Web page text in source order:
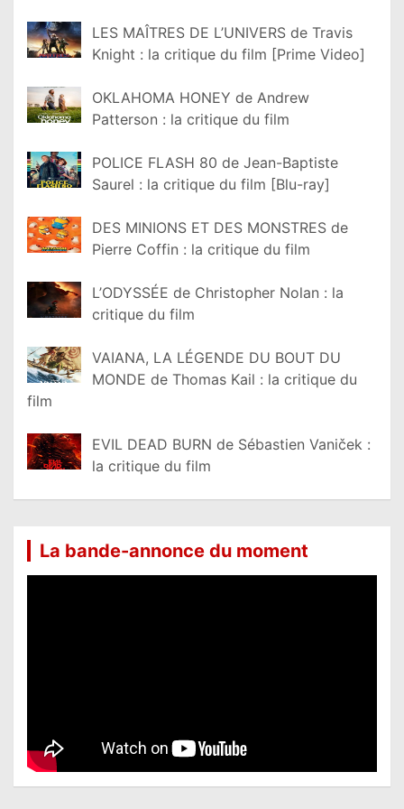
LES MAÎTRES DE L’UNIVERS de Travis
Knight : la critique du film [Prime Video]
OKLAHOMA HONEY de Andrew
Patterson : la critique du film
POLICE FLASH 80 de Jean-Baptiste
Saurel : la critique du film [Blu-ray]
DES MINIONS ET DES MONSTRES de
Pierre Coffin : la critique du film
L’ODYSSÉE de Christopher Nolan : la
critique du film
VAIANA, LA LÉGENDE DU BOUT DU
MONDE de Thomas Kail : la critique du
film
EVIL DEAD BURN de Sébastien Vaniček :
la critique du film
La bande-annonce du moment